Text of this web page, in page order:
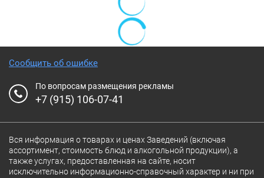
Сообщить об ошибке
По вопросам размещения рекламы
+7 (915) 106-07-41
Вся информация о товарах и ценах Заведений (включая
ассортимент, стоимость блюд и алкогольной продукции), а
также услугах, предоставленная на сайте, носит
исключительно информационно-справочный характер и ни при